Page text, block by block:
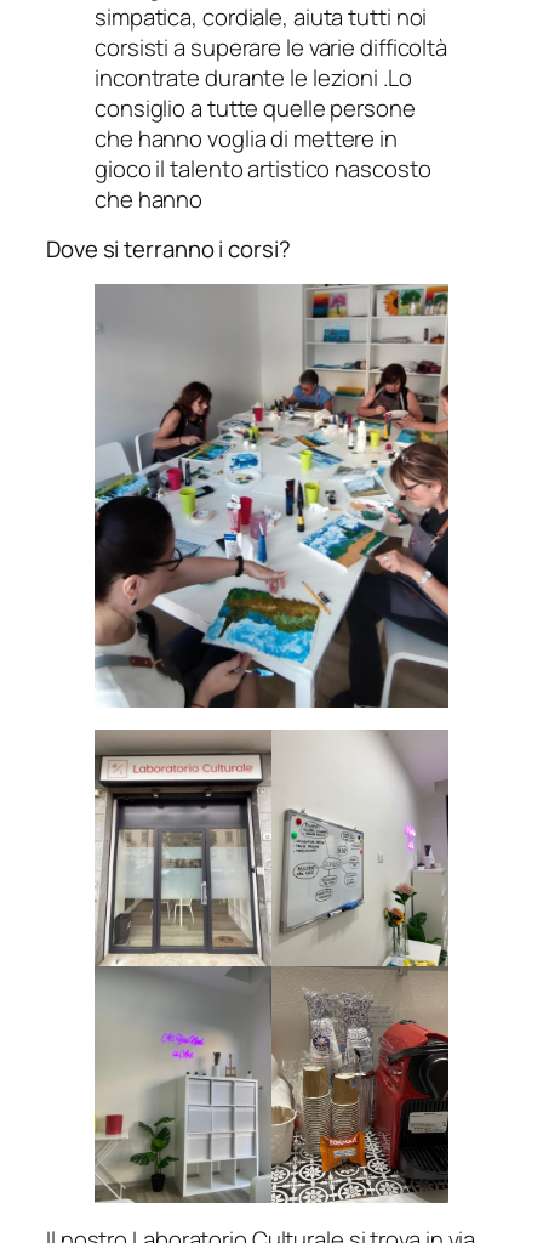
simpatica, cordiale, aiuta tutti noi
corsisti a superare le varie difficoltà
incontrate durante le lezioni .Lo
consiglio a tutte quelle persone
che hanno voglia di mettere in
gioco il talento artistico nascosto
che hanno
Dove si terranno i corsi?